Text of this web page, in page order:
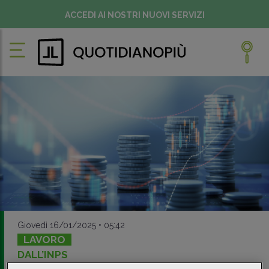
ACCEDI AI NOSTRI NUOVI SERVIZI
Giovedì 16/01/2025 • 05:42
LAVORO
DALL’INPS